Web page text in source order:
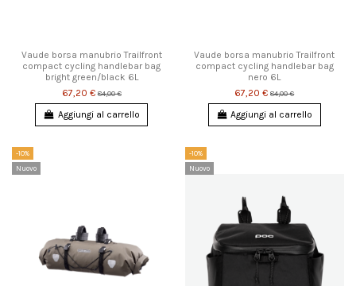
Vaude borsa manubrio Trailfront
compact cycling handlebar bag
bright green/black 6L
67,20 € 84,00 €
Aggiungi al carrello
Vaude borsa manubrio Trailfront
compact cycling handlebar bag
nero 6L
67,20 € 84,00 €
Aggiungi al carrello
-10%
Nuovo
-10%
Nuovo